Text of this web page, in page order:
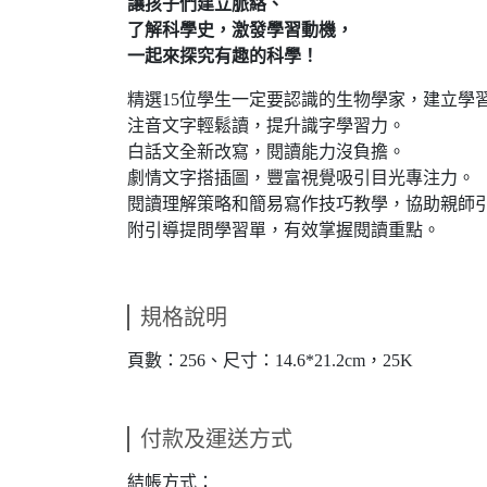
讓孩子們建立脈絡、
了解科學史，激發學習動機，
一起來探究有趣的科學！
精選15位學生一定要認識的生物學家，建立學
注音文字輕鬆讀，提升識字學習力。
白話文全新改寫，閱讀能力沒負擔。
劇情文字搭插圖，豐富視覺吸引目光專注力。
閱讀理解策略和簡易寫作技巧教學，協助親師
附引導提問學習單，有效掌握閱讀重點。
規格說明
頁數：256、尺寸：14.6*21.2cm，25K
付款及運送方式
結帳方式：